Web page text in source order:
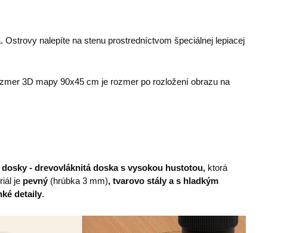
nalepíte na stenu prostredníctvom špeciálnej lepiacej
3D mapy 90x45 cm je rozmer po rozložení obrazu na
dosky - drevovláknitá doska s vysokou hustotou, ktorá
je pevný (hrúbka 3 mm), tvarovo stály a s hladkým
detaily.